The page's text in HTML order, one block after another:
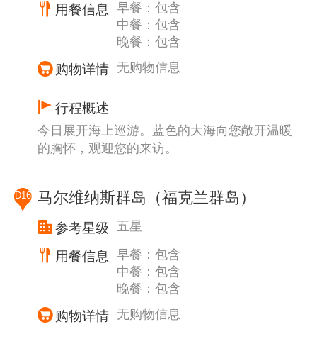
南极象岛屿是南极半岛东北面的岛屿，之所以
取名为象岛，一来是因为岛屿上栖息着许多毛
皮海豹和象鼻海豹，另一种说法是认为这座岛
屿的形状像一个大象头。在该岛屿周围长期有
着大雾和雨雪天气，邮轮行驶在岛屿周边，有
种仿佛走入仙境的感觉。
用餐信息
早餐：包含
中餐：包含
晚餐：包含
购物详情 无购物信息
行程概述
今日展开海上巡游。蓝色的大海向您敞开温暖
的胸怀，观迎您的来访。
D16 马尔维纳斯群岛（福克兰群岛）
参考星级 五星
用餐信息
早餐：包含
中餐：包含
晚餐：包含
购物详情 无购物信息